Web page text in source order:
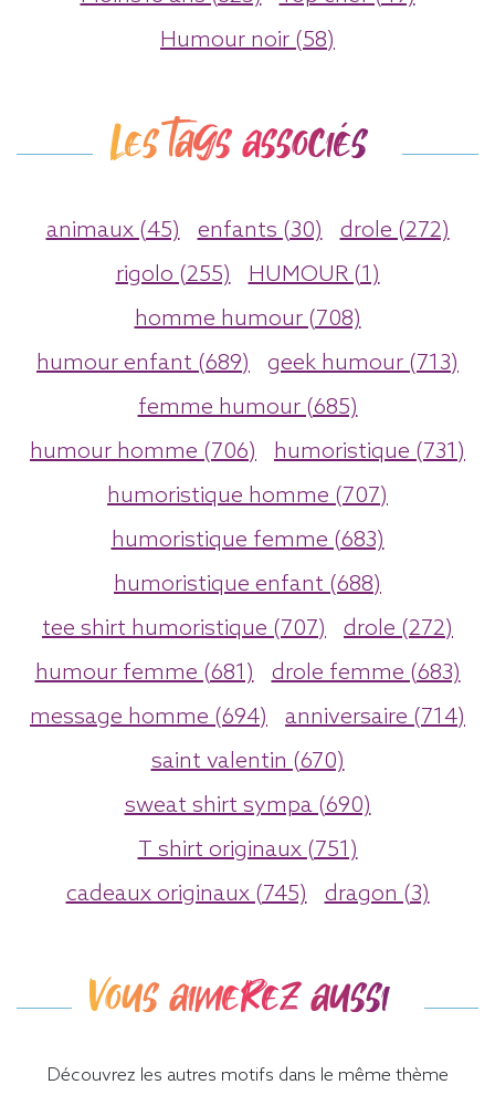
Humour noir (58)
Les tags associés
animaux (45) enfants (30)
drole (272)
rigolo (255)
HUMOUR (1)
homme humour (708)
humour enfant (689)
geek humour (713)
femme humour (685)
humour homme (706)
humoristique (731)
humoristique homme (707)
humoristique femme (683)
humoristique enfant (688)
tee shirt humoristique (707)
drole (272)
humour femme (681)
drole femme (683)
message homme (694)
anniversaire (714)
saint valentin (670)
sweat shirt sympa (690)
T shirt originaux (751)
cadeaux originaux (745)
dragon (3)
Vous aimerez aussi
Découvrez les autres motifs dans le même thème